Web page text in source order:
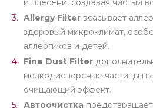
и плесени, создавая чистый
Allergy Filter всасывает
здоровый микроклимат,
аллергиков и детей.
Fine Dust Filter
мелкодисперсные частицы
очищающий эффект.
Автоочистка